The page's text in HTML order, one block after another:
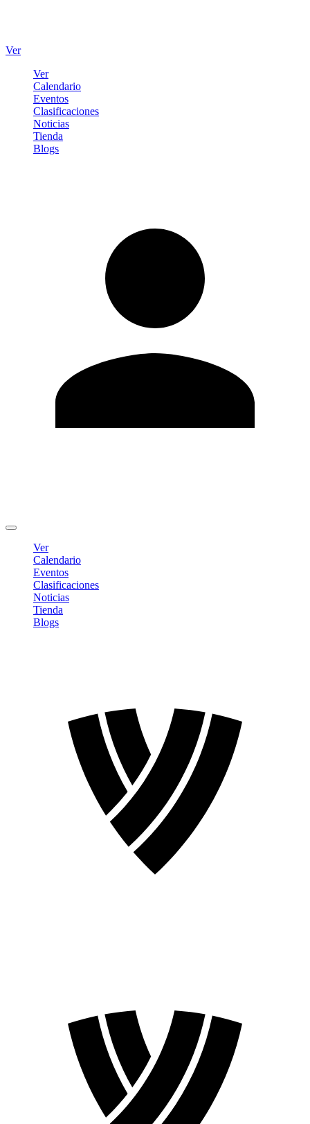
Ver
Ver
Calendario
Eventos
Clasificaciones
Noticias
Tienda
Blogs
Ver
Calendario
Eventos
Clasificaciones
Noticias
Tienda
Blogs